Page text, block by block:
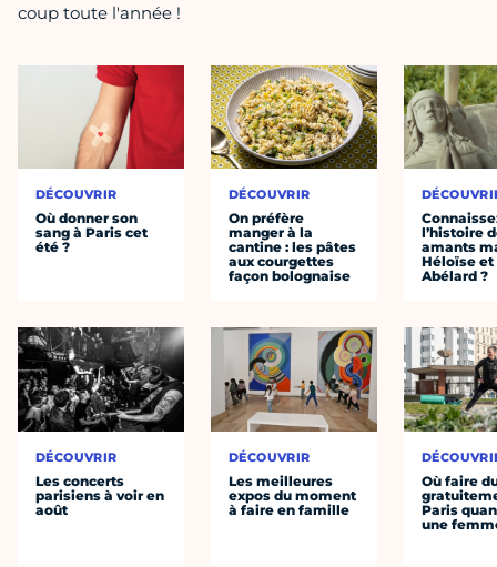
coup toute l'année !
DÉCOUVRIR
Où donner son
sang à Paris cet
été ?
DÉCOUVRIR
Les concerts
parisiens à voir en
août
DÉCOUVRIR
On préfère
manger à la
cantine : les pâtes
aux courgettes
façon bolognaise
DÉCOUVRIR
Les meilleures
expos du moment
à faire en famille
l’histoire
amants
Héloïse et
Abélard ?
Où faire
Paris
une